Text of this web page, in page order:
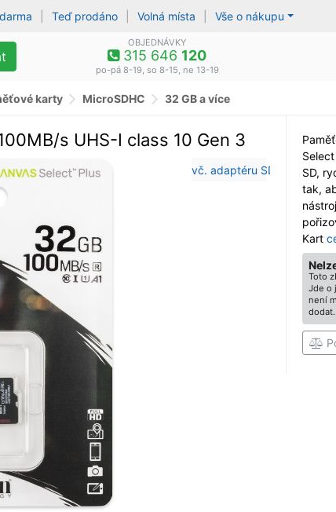
Teď prodáno Volná místa Vše o nákupu
OBJEDNÁVKY
315 646 120
po-pá 8-19, so 8-15, ne 13-19
karty MicroSDHC 32 GB a více
SD,
tak,
Kart
Toto
Jde o
není
dodat.
s UHS-I class 10 Gen 3